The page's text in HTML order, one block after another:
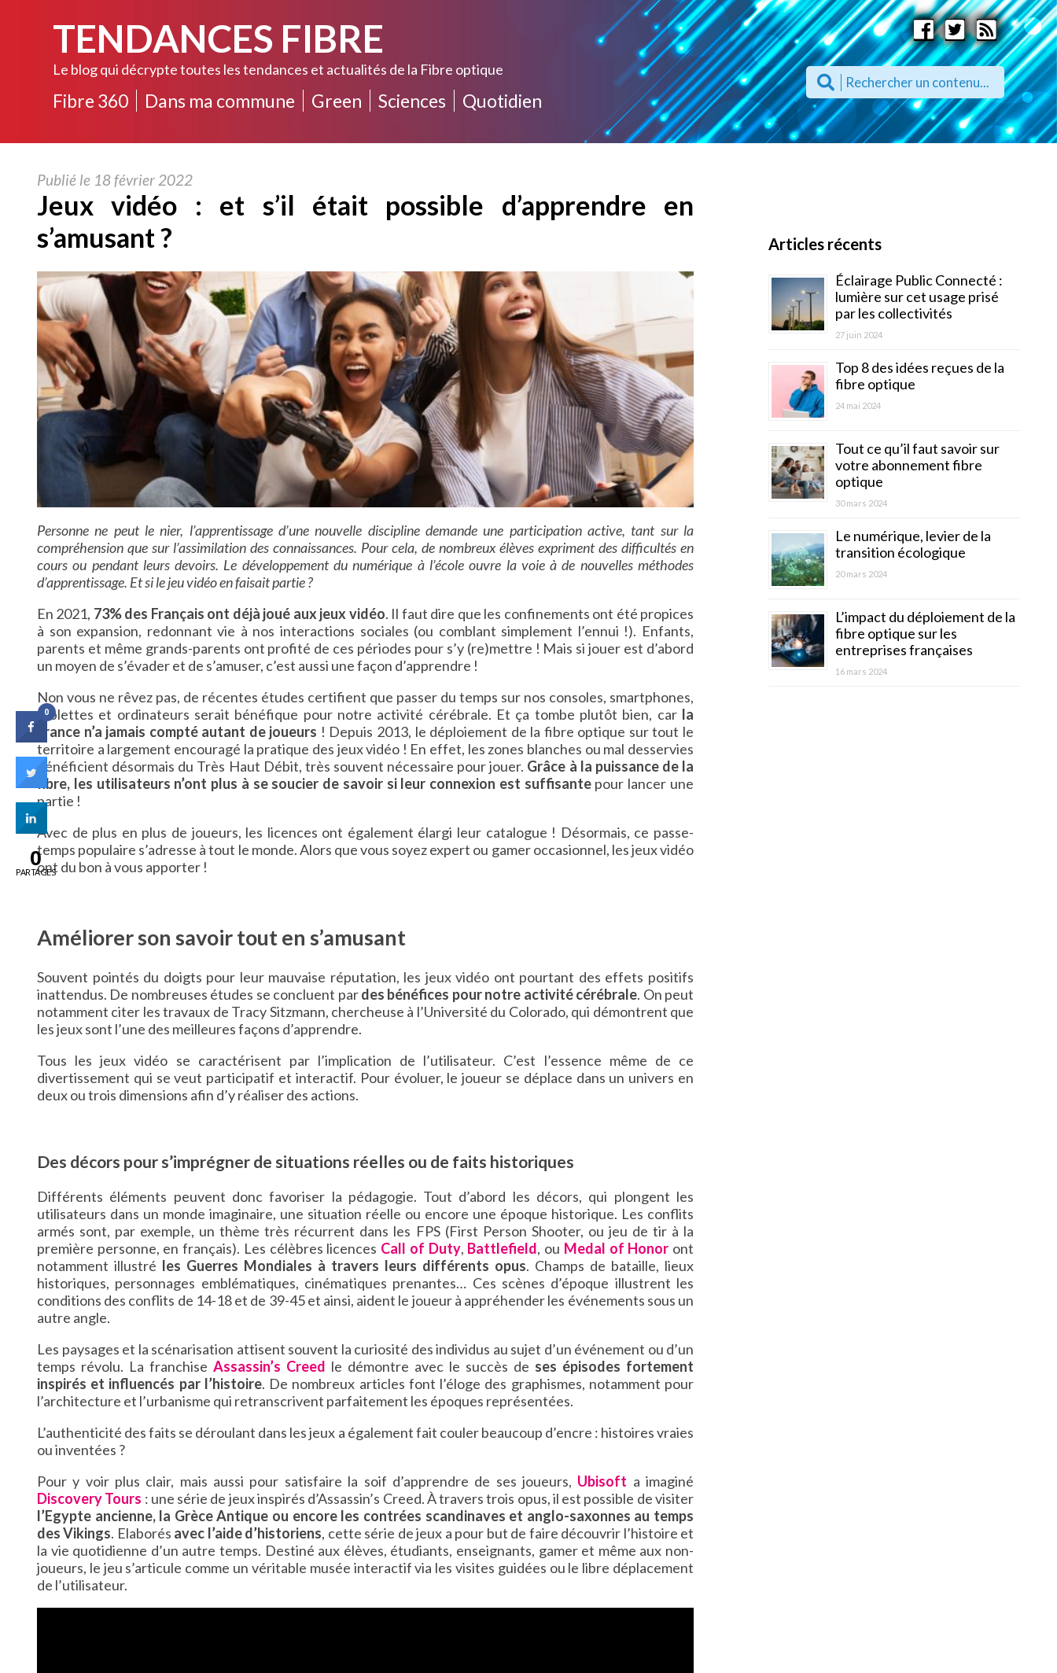
TENDANCES FIBRE
Le blog qui décrypte toutes les tendances et actualités de la Fibre optique
Fibre 360 Dans ma commune Green Sciences Quotidien
Publié le 18 février 2022
Jeux vidéo : et s’il était possible d’apprendre en
s’amusant ?
Personne ne peut le nier, l’apprentissage d’une nouvelle discipline demande une participation active, tant sur la
compréhension que sur l’assimilation des connaissances. Pour cela, de nombreux élèves expriment des difficultés en
cours ou pendant leurs devoirs. Le développement du numérique à l’école ouvre la voie à de nouvelles méthodes
d’apprentissage. Et si le jeu vidéo en faisait partie ?
En 2021, 73% des Français ont déjà joué aux jeux vidéo. Il faut dire que les confinements ont été propices
à son expansion, redonnant vie à nos interactions sociales (ou comblant simplement l’ennui !). Enfants,
parents et même grands-parents ont profité de ces périodes pour s’y (re)mettre ! Mais si jouer est d’abord
un moyen de s’évader et de s’amuser, c’est aussi une façon d’apprendre !
Non vous ne rêvez pas, de récentes études certifient que passer du temps sur nos consoles, smartphones,
tablettes et ordinateurs serait bénéfique pour notre activité cérébrale. Et ça tombe plutôt bien, car la
France n’a jamais compté autant de joueurs ! Depuis 2013, le déploiement de la fibre optique sur tout le
territoire a largement encouragé la pratique des jeux vidéo ! En effet, les zones blanches ou mal desservies
bénéficient désormais du Très Haut Débit, très souvent nécessaire pour jouer. Grâce à la puissance de la
fibre, les utilisateurs n’ont plus à se soucier de savoir si leur connexion est suffisantepour lancer une
partie !
Avec de plus en plus de joueurs, les licences ont également élargi leur catalogue ! Désormais, ce passe-
temps populaire s’adresse à tout le monde. Alors que vous soyez expert ou gamer occasionnel, les jeux vidéo
ont du bon à vous apporter !
Améliorer son savoir tout en s’amusant
Souvent pointés du doigts pour leur mauvaise réputation, les jeux vidéo ont pourtant des effets positifs
inattendus. De nombreuses études se concluent pardes bénéfices pour notre activité cérébrale. On peut
notamment citer les travaux de Tracy Sitzmann, chercheuse à l’Université du Colorado, qui démontrent que
les jeux sont l’une des meilleures façons d’apprendre.
Tous les jeux vidéo se caractérisent par l’implication de l’utilisateur. C’est l’essence même de ce
divertissement qui se veut participatif et interactif. Pour évoluer, le joueur se déplace dans un univers en
deux ou trois dimensions afin d’y réaliser des actions.
Des décors pour s’imprégner de situations réelles ou de faits historiques
Différents éléments peuvent donc favoriser la pédagogie. Tout d’abord les décors, qui plongent les
utilisateurs dans un monde imaginaire, une situation réelle ou encore une époque historique. Les conflits
armés sont, par exemple, un thème très récurrent dans les FPS (First Person Shooter, ou jeu de tir à la
première personne, en français). Les célèbres licences Call of Duty, Battlefield, ou Medal of Honor ont
notamment illustré les Guerres Mondiales à travers leurs différents opus. Champs de bataille, lieux
historiques, personnages emblématiques, cinématiques prenantes… Ces scènes d’époque illustrent les
conditions des conflits de 14-18 et de 39-45 et ainsi, aident le joueur à appréhender les événements sous un
autre angle.
Les paysages et la scénarisation attisent souvent la curiosité des individus au sujet d’un événement ou d’un
temps révolu. La franchise Assassin’s Creed le démontre avec le succès de ses épisodes fortement
inspirés et influencés par l’histoire. De nombreux articles font l’éloge des graphismes, notamment pour
l’architecture et l’urbanisme qui retranscrivent parfaitement les époques représentées.
L’authenticité des faits se déroulant dans les jeux a également fait couler beaucoup d’encre : histoires vraies
ou inventées ?
Pour y voir plus clair, mais aussi pour satisfaire la soif d’apprendre de ses joueurs, Ubisoft a imaginé
Discovery Tours : une série de jeux inspirés d’Assassin’s Creed. À travers trois opus, il est possible de visiter
l’Egypte ancienne, la Grèce Antique ou encore les contrées scandinaves et anglo-saxonnes au temps
des Vikings. Elaborés avec l’aide d’historiens, cette série de jeux a pour but de faire découvrir l’histoire et
la vie quotidienne d’un autre temps. Destiné aux élèves, étudiants, enseignants, gamer et même aux non-
joueurs, le jeu s’articule comme un véritable musée interactif via les visites guidées ou le libre déplacement
de l’utilisateur.
Articles récents
Éclairage Public Connecté :
lumière sur cet usage prisé
par les collectivités
27 juin 2024
Top 8 des idées reçues de la
fibre optique
24 mai 2024
Tout ce qu’il faut savoir sur
votre abonnement fibre
optique
30 mars 2024
Le numérique, levier de la
transition écologique
20 mars 2024
L’impact du déploiement de la
fibre optique sur les
entreprises françaises
16 mars 2024
0
0
PARTAGES